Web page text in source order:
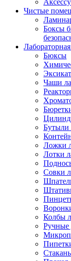
Чистые
Боксы
Бюксы
Чаши
Бутыли
Ложки
Лотки
Совки
Колбы
Ручные